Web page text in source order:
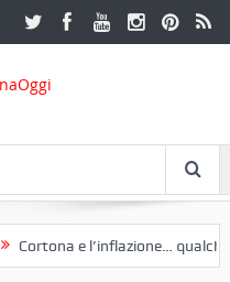
Cortona e l’inflazione… qualche